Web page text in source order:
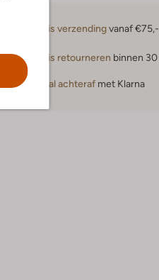
Gratis verzendingvanaf €75,-
Gratis retourneren binnen
Betaal achteraf met Klarna